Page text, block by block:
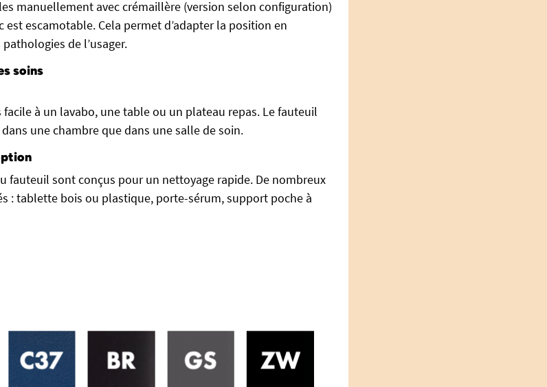
manuellement avec crémaillère (version selon configuration)
escamotable. Cela permet d’adapter la position en
de l’usager.
soins
facile à un lavabo, une table ou un plateau repas. Le fauteuil
une chambre que dans une salle de soin.
fauteuil sont conçus pour un nettoyage rapide. De nombreux
: tablette bois ou plastique, porte-sérum, support poche à